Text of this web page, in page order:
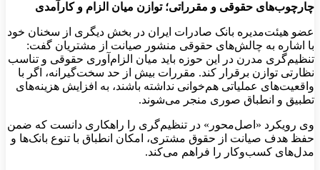
چارچوب‌های حقوقی و مقرراتی؛ توازن میان الزام و کارآمدی
عضو هیئت‌مدیره بانک صادرات ایران در بخش دیگری از سخنان خود
با اشاره به چالش‌های حقوقی منشور صیانت از مشتریان گفت:
تنظیم‌گری مدرن در این حوزه باید میان الزام‌آوری حقوقی و تناسب
نظارتی توازن برقرار کند. مقررات بیش از حد سخت‌گیرانه، اگر با
واقعیت‌های عملیاتی هم‌خوانی نداشته باشند، به افزایش هزینه‌های
تطبیق و انطباق صوری منجر می‌شوند.
وی رویکرد «اصل‌محور» در تنظیم‌گری را راهکاری دانست که ضمن
حفظ هدف صیانت از حقوق مشتری، امکان انطباق با تنوع بانک‌ها و
مدل‌های کسب‌وکار را فراهم می‌کند.